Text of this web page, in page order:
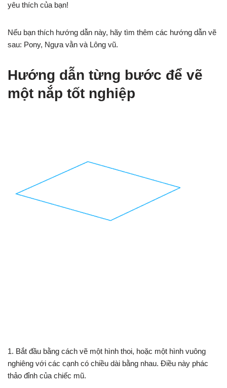
yêu thích của bạn!
Nếu bạn thích hướng dẫn này, hãy tìm thêm các hướng dẫn vẽ
sau: Pony, Ngựa vằn và Lông vũ.
Hướng dẫn từng bước để vẽ
một nắp tốt nghiệp
1. Bắt đầu bằng cách vẽ một hình thoi, hoặc một hình vuông
nghiêng với các cạnh có chiều dài bằng nhau. Điều này phác
thảo đỉnh của chiếc mũ.